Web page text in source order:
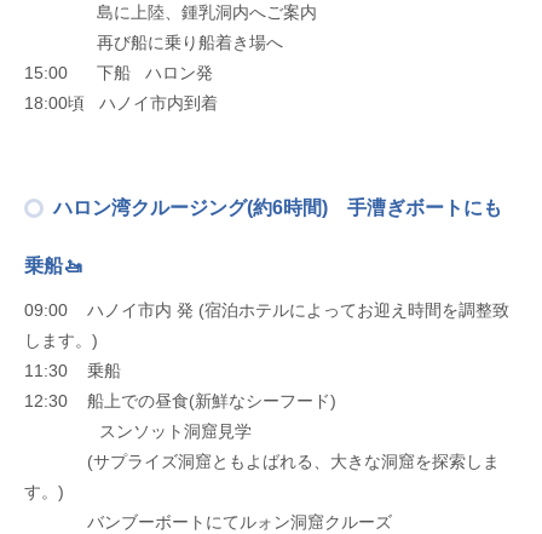
島に上陸、鍾乳洞内へご案内
再び船に乗り船着き場へ
15:00 下船 ハロン発
18:00頃 ハノイ市内到着
ハロン湾クルージング(約6時間) 手漕ぎボートにも
乗船🚤
09:00 ハノイ市内 発 (宿泊ホテルによってお迎え時間を調整致
します。)
11:30 乗船
12:30 船上での昼食(新鮮なシーフード)
スンソット洞窟見学
(サプライズ洞窟ともよばれる、大きな洞窟を探索しま
す。)
バンブーボートにてルォン洞窟クルーズ